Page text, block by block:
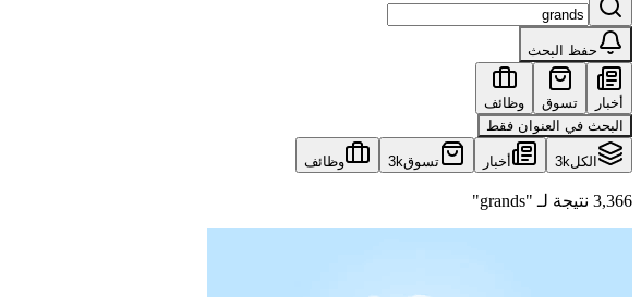
حفظ البحث
أخبار تسوق
وظائف
البحث في العنوان فقط
الكل3k أخبار تسوق3k وظائف
3,366 نتيجة لـ "grands"